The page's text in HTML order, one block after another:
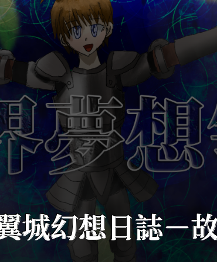
城幻想日誌－